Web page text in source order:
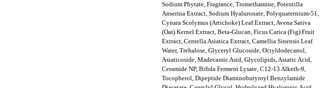
Sodium Phytate, Fragrance, Tromethamine, Potentilla
Anserina Extract, Sodium Hyaluronate, Polyquaternium-51,
Cynara Scolymus (Artichoke) Leaf Extract, Avena Sativa
(Oat) Kernel Extract, Beta-Glucan, Ficus Carica (Fig) Fruit
Extract, Centella Asiatica Extract, Camellia Sinensis Leaf
Water, Trehalose, Glyceryl Glucoside, Octyldodecanol,
Asiaticoside, Madecassic Asid, Glycolipids, Asiatic Acid,
Ceramide NP, Bifida Ferment Lysate, C12-13 Alketh-9,
Tocopherol, Dipeptide Diaminobutyroyl Benzylamide